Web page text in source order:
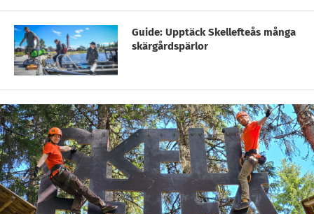
Guide: Upptäck Skellefteås många
skärgårdspärlor